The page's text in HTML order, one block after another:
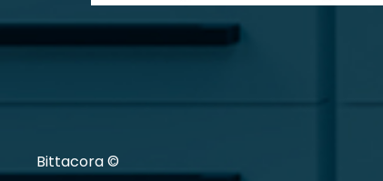
Bittacora ©